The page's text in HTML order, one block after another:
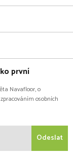
první
Navafloor, o
osobních
Odeslat